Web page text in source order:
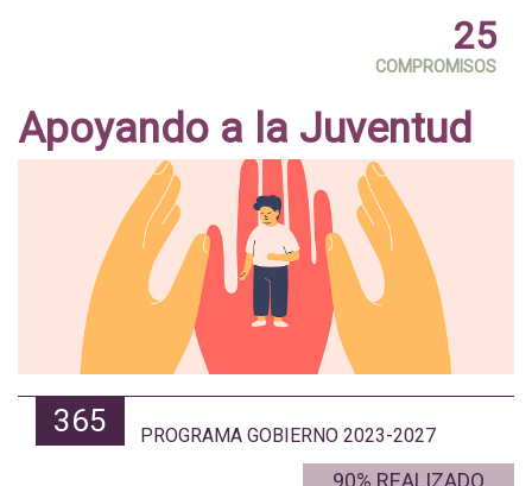
25
COMPROMISOS
Apoyando a la Juventud
365 PROGRAMA GOBIERNO 2023-2027
90% REALIZADO